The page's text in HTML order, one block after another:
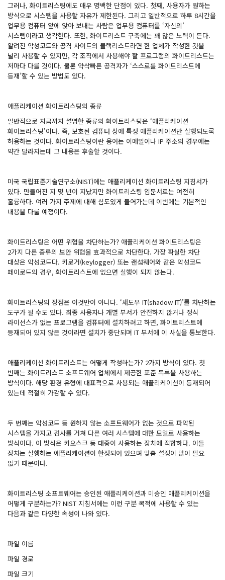
그러나, 화이트리스팅에도 매우 명백한 단점이 있다. 첫째, 사용자가 원하는
방식으로 시스템을 사용할 자유가 제한된다. 그리고 일반적으로 하루 8시간을
업무용 컴퓨터 앞에 앉아 보내는 사람은 업무용 컴퓨터를 ‘자신의’
시스템이라고 생각한다. 또한, 화이트리스트 구축에는 꽤 많은 노력이 든다.
알려진 악성코드와 공격 사이트의 블랙리스트라면 한 업체가 작성한 것을
널리 사용할 수 있지만, 각 조직에서 사용해야 할 프로그램의 화이트리스트는
저마다 다를 것이다. 물론 약삭빠른 공격자가 ‘스스로를 화이트리스트에
등재’할 수 있는 방법도 있다.
애플리케이션 화이트리스팅의 종류
일반적으로 지금까지 설명한 종류의 화이트리스팅은 ‘애플리케이션
화이트리스팅’이다. 즉, 보호된 컴퓨터 상에 특정 애플리케이션만 실행되도록
허용하는 것이다. 화이트리스팅이란 용어는 이메일이나 IP 주소의 경우에는
약간 달라지는데 그 내용은 후술할 것이다.
미국 국립표준기술연구소(NIST)에는 애플리케이션 화이트리스팅 지침서가
있다. 만들어진 지 몇 년이 지났지만 화이트리스팅 입문서로는 여전히
훌륭하다. 여러 가지 주제에 대해 심도있게 들어가는데 이번에는 기본적인
내용을 다룰 예정이다.
화이트리스팅은 어떤 위협을 차단하는가? 애플리케이션 화이트리스팅은
2가지 다른 종류의 보안 위협을 효과적으로 차단한다. 가장 확실한 차단
대상은 악성코드다. 키로거(keylogger) 또는 랜섬웨어와 같은 악성코드
페이로드의 경우, 화이트리스트에 없으면 실행이 되지 않는다.
화이트리스팅의 장점은 이것만이 아니다. ‘섀도우 IT(shadow IT)’를 차단하는
도구가 될 수도 있다. 최종 사용자나 개별 부서가 안전하지 않거나 정식
라이선스가 없는 프로그램을 컴퓨터에 설치하려고 하면, 화이트리스트에
등재되어 있지 않은 것이라면 설치가 중단되며 IT 부서에 이 사실을 통보한다.
애플리케이션 화이트리스트는 어떻게 작성하는가? 2가지 방식이 있다. 첫
번째는 화이트리스트 소프트웨어 업체에서 제공한 표준 목록을 사용하는
방식이다. 해당 환경 유형에 대표적으로 사용되는 애플리케이션이 등재되어
있는데 적절히 가감할 수 있다.
두 번째는 악성코드 등 원하지 않는 소프트웨어가 없는 것으로 파악된
시스템을 가지고 검사를 거쳐 다른 여러 시스템에 대한 모델로 사용하는
방식이다. 이 방식은 키오스크 등 대중이 사용하는 장치에 적합하다. 이들
장치는 실행하는 애플리케이션이 한정되어 있으며 맞춤 설정이 많이 필요
없기 때문이다.
화이트리스팅 소프트웨어는 승인된 애플리케이션과 미승인 애플리케이션을
어떻게 구분하는가? NIST 지침서에는 이런 구분 목적에 사용할 수 있는
다음과 같은 다양한 속성이 나와 있다.
파일 이름
파일 경로
파일 크기